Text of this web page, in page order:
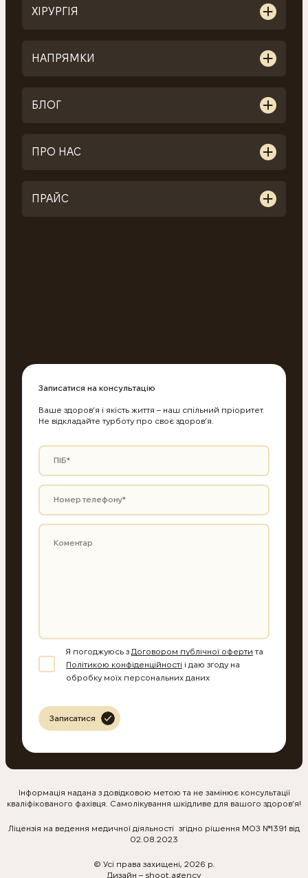
ХІРУРГІЯ
НАПРЯМКИ
БЛОГ
ПРО НАС
ПРАЙС
Записатися на консультацію
Ваше здоров’я і якість життя – наш спільний пріоритет.
Не відкладайте турботу про своє здоров’я.
Я погоджуюсь з Договором публічної оферти та
Політикою конфіденційності і даю згоду на
обробку моїх персональних даних
Записатися
Інформація надана з довідковою метою та не замінює консультації
кваліфікованого фахівця. Самолікування шкідливе для вашого здоров’я!
Ліцензія на ведення медичної діяльності згідно рішення МОЗ №1391 від
02.08.2023
© Усі права захищені, 2026 р.
Дизайн – shoot.agency